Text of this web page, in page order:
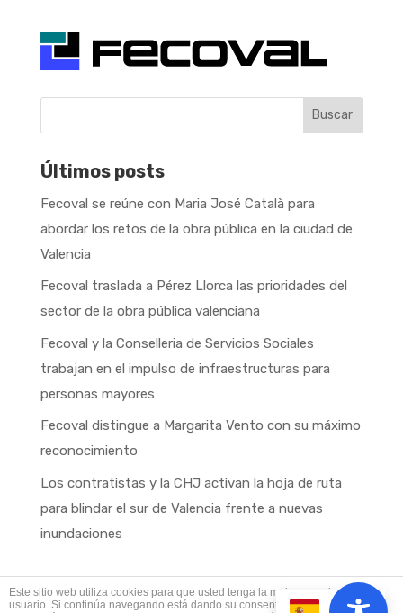
Buscar
Últimos posts
Fecoval se reúne con Maria José Català para
abordar los retos de la obra pública en la ciudad de
Valencia
Fecoval traslada a Pérez Llorca las prioridades del
sector de la obra pública valenciana
Fecoval y la Conselleria de Servicios Sociales
trabajan en el impulso de infraestructuras para
personas mayores
Fecoval distingue a Margarita Vento con su máximo
reconocimiento
Los contratistas y la CHJ activan la hoja de ruta
para blindar el sur de Valencia frente a nuevas
inundaciones
Este sitio web utiliza cookies para que usted tenga la mejor experiencia de
usuario. Si continúa navegando está dando su consentimiento para la